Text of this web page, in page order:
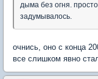
дыма без огня.
задумывалось.
очнись, оно с конца
все слишком явно